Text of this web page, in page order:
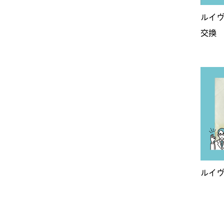
ルイ
交換
ルイ